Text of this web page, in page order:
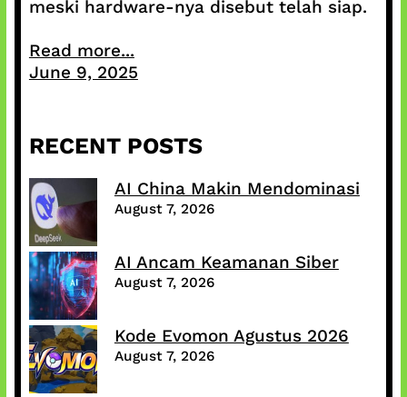
meski hardware-nya disebut telah siap.
Read more...
June 9, 2025
RECENT POSTS
AI China Makin Mendominasi
August 7, 2026
AI Ancam Keamanan Siber
August 7, 2026
Kode Evomon Agustus 2026
August 7, 2026